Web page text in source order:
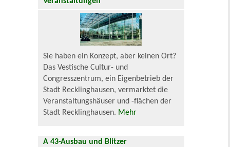
Sie haben ein Konzept, aber keinen Ort?
Das Vestische Cultur- und
Congresszentrum, ein Eigenbetrieb der
Stadt Recklinghausen, vermarktet die
Veranstaltungshäuser und -flächen der
Stadt Recklinghausen. Mehr
A 43-Ausbau und Blitzer